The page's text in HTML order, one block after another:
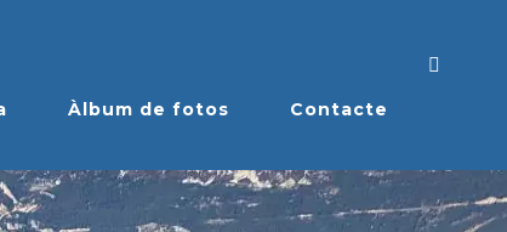
Àlbum de fotos Contacte